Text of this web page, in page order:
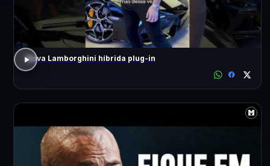
Nova Lamborghini híbrida plug-in